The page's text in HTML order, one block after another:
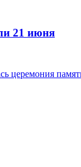
21 июня